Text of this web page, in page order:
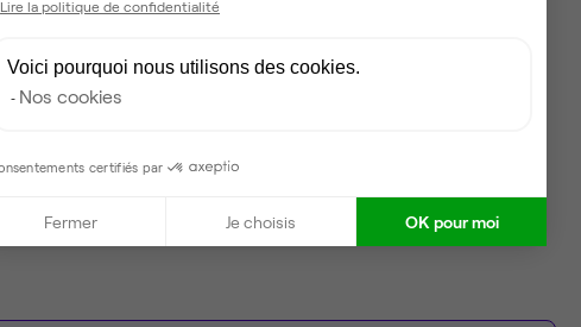
Climatisation
Espace d'attente
Espace détente
Lire la politique de confidentialité
Voici pourquoi nous utilisons des cookies.
Nos cookies
certifiés par
Fermer Je choisis OK pour moi